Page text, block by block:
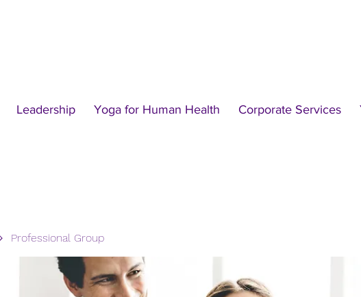
Leadership Yoga for Human Health Corporate Services
Professional Group